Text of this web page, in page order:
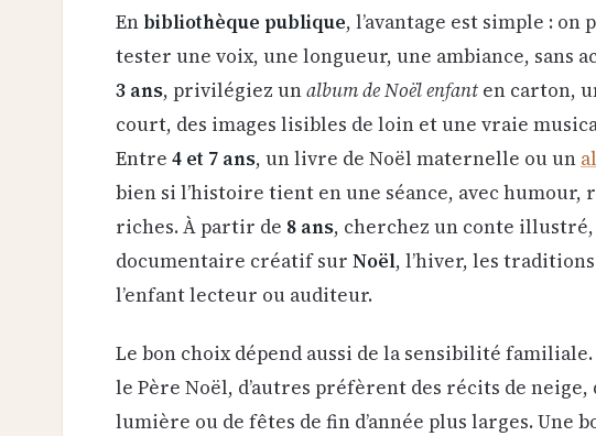
En bibliothèque publique, l’avantage est simple :
tester une voix, une longueur, une ambiance, sans
3 ans, privilégiez unalbum de Noël enfant en carton,
court, des images lisibles de loin et une vraie
Entre 4 et 7 ans, un livre de Noël maternelle ou un
bien si l’histoire tient en une séance, avec
riches. À partir de 8 ans, cherchez un conte
documentaire créatif sur Noël, l’hiver, les
l’enfant lecteur ou auditeur.
Le bon choix dépend aussi de la sensibilité
le Père Noël, d’autres préfèrent des récits de neige,
lumière ou de fêtes de fin d’année plus larges. Une